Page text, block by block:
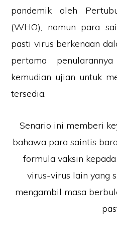
pandemik oleh
(WHO), namun para
pasti virus berkenaan
pertama
kemudian ujian untuk
tersedia.
Senario ini memberi
bahawa para saintis
formula vaksin
virus-virus lain yang
mengambil masa